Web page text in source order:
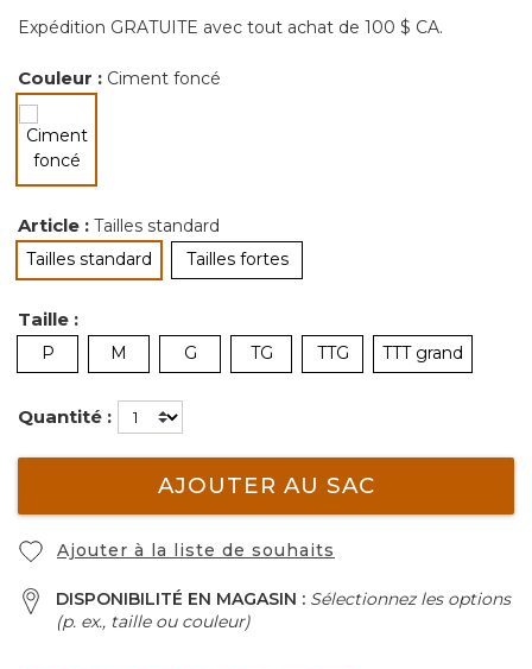
Expédition GRATUITE avec tout achat de 100 $ CA.
Couleur : Ciment foncé
sélectionné
Article : Tailles standard
Tailles standard
sélectionné
Tailles fortes
Taille :
P M G TG TTG TTT grand
Quantité :
AJOUTER AU SAC
Ajouter à la liste de souhaits
DISPONIBILITÉ EN MAGASIN : Sélectionnez les options
(p. ex., taille ou couleur)